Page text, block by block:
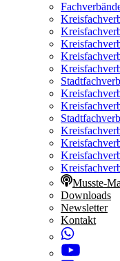
Musste-
Downloads
Newsletter
Kontakt